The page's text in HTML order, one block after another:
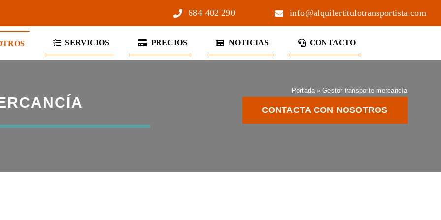
684 402 290 info@alquilertitulotransportista.com
SERVICIOS PRECIOS NOTICIAS CONTACTO
Portada »Gestor transporte mercancía
CONTACTA CON NOSOTROS